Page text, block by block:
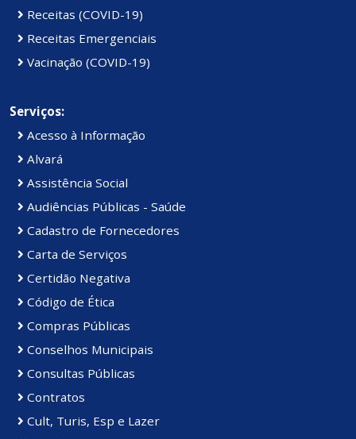
Receitas (COVID-19)
Receitas Emergenciais
Vacinação (COVID-19)
Serviços:
Acesso à Informação
Alvará
Assistência Social
Audiências Públicas - Saúde
Cadastro de Fornecedores
Carta de Serviços
Certidão Negativa
Código de Ética
Compras Públicas
Conselhos Municipais
Consultas Públicas
Contratos
Cult, Turis, Esp e Lazer